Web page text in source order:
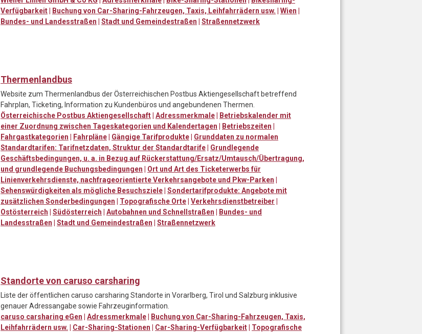
Verfügbarkeit| Buchung von Car-Sharing-Fahrzeugen, Taxis, Leihfahrrädern usw. | Wien |
Bundes- und Landesstraßen | Stadt und Gemeindestraßen | Straßennetzwerk
Thermenlandbus
Website zum Thermenlandbus der Österreichischen Postbus Aktiengesellschaft betreffend
Fahrplan, Ticketing, Information zu Kundenbüros und angebundenen Thermen.
Österreichische Postbus Aktiengesellschaft| Adressmerkmale| Betriebskalender mit
einer Zuordnung zwischen Tageskategorien und Kalendertagen | Betriebszeiten |
Fahrgastkategorien | Fahrpläne| Gängige Tarifprodukte| Grunddaten zu normalen
Standardtarifen: Tarifnetzdaten, Struktur der Standardtarife| Grundlegende
Geschäftsbedingungen, u. a. in Bezug auf Rückerstattung/Ersatz/Umtausch/Übertragung,
und grundlegende Buchungsbedingungen | Ort und Art des Ticketerwerbs für
Linienverkehrsdienste, nachfrageorientierte Verkehrsangebote und Pkw-Parken |
Sehenswürdigkeiten als mögliche Besuchsziele| Sondertarifprodukte: Angebote mit
zusätzlichen Sonderbedingungen | Topografische Orte| Verkehrsdienstbetreiber |
Ostösterreich | Südösterreich | Autobahnen und Schnellstraßen | Bundes- und
Landesstraßen | Stadt und Gemeindestraßen | Straßennetzwerk
Standorte von caruso carsharing
Liste der öffentlichen caruso carsharing Standorte in Vorarlberg, Tirol und Salzburg inklusive
genauer Adressangabe sowie Fahrzeuginformation.
caruso carsharing eGen | Adressmerkmale| Buchung von Car-Sharing-Fahrzeugen, Taxis,
Leihfahrrädern usw. | Car-Sharing-Stationen | Car-Sharing-Verfügbarkeit| Topografische